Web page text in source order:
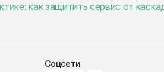
как защитить сервис от
Соцсети